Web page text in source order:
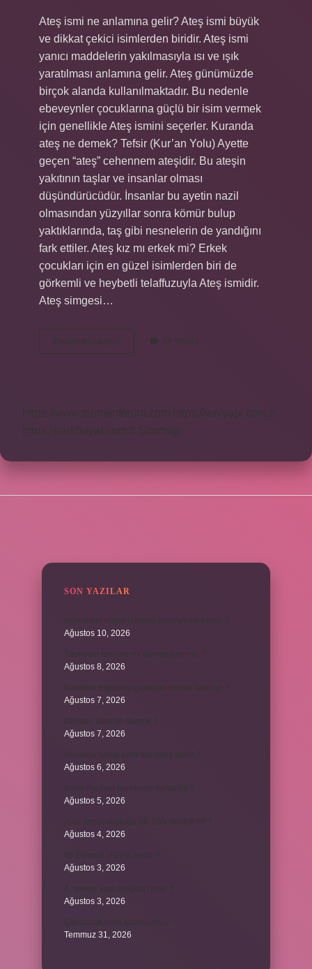
Ateş ismi ne anlamına gelir? Ateş ismi büyük
ve dikkat çekici isimlerden biridir. Ateş ismi
yanıcı maddelerin yakılmasıyla ısı ve ışık
yaratılması anlamına gelir. Ateş günümüzde
birçok alanda kullanılmaktadır. Bu nedenle
ebeveynler çocuklarına güçlü bir isim vermek
için genellikle Ateş ismini seçerler. Kuranda
ateş ne demek? Tefsir (Kur’an Yolu) Ayette
geçen “ateş” cehennem ateşidir. Bu ateşin
yakıtının taşlar ve insanlar olması
düşündürücüdür. İnsanlar bu ayetin nazil
olmasından yüzyıllar sonra kömür bulup
yaktıklarında, taş gibi nesnelerin de yandığını
fark ettiler. Ateş kız mı erkek mi? Erkek
çocukları için en güzel isimlerden biri de
görkemli ve heybetli telaffuzuyla Ateş ismidir.
Ateş simgesi…
Devamını okuyun
Ismi
14 Yorum
https://www.teomanforum.com
https://vavyapi.com.tr
https://parkhayat.com.tr
Sitemap
SON YAZILAR
Ağustos 10, 2026
Ağustos 8, 2026
Ağustos 7, 2026
Ağustos 7, 2026
Ağustos 6, 2026
Ağustos 5, 2026
Ağustos 4, 2026
Ağustos 3, 2026
Ağustos 3, 2026
Temmuz 31, 2026